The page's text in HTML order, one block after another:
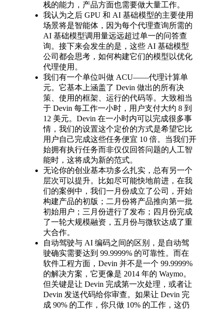
栈的能力，产品方面也需要做大量工作。
我认为之后 GPU 和 AI 基础模型的主要使用
场景将是智能体，因为每个代理查询所需的
AI 基础模型调用量远远超过单一的问答查
询。接下来会发生的是，这些 AI 基础模型
公司都会思考，如何构建它们的模型以优化
代理使用。
我们有一个单位叫做 ACU——代理计算单
元。它基本上涵盖了 Devin 做出的所有决
策、使用的框架、运行的代码等。大致相当
于 Devin 每工作一小时，用户支付大约 8 到
12 美元。Devin 在一小时内可以完成很多事
情，我们的设置这个定价的方式是希望它比
用户自己完成这些任务便宜 10 倍。当我们开
始拥有执行任务而非仅仅回答问题的人工智
能时，这将成为新的范式。
无论你的创业基本功多么扎实，总有另一个
层次可以提升。比如尽可能快地前进，在我
们的案例中，我们一月份成立了公司，开始
构建产品的初版；二月份将产品推向第一批
初始用户；三月份进行了发布；四月份完成
了一轮大规模融资，五月份与微软达成了重
大合作。
自动驾驶与 AI 编码之间的区别，是自动驾
驶确实需要达到 99.9999% 的可靠性。而在
软件工程方面，Devin 并不是一个 99.9999%
的解决方案，它更像是 2014 年的 Waymo。
但关键是让 Devin 完成第一次处理，或者让
Devin 发送代码给你审查。如果让 Devin 完
成 90% 的工作，你只做 10% 的工作，这仍